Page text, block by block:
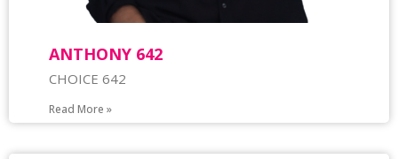
ΑΝΤΗΟΝΥ 642
CHOICE 642
Read More »